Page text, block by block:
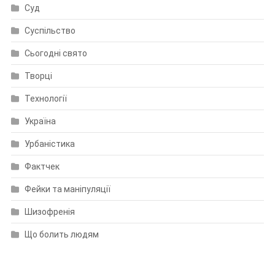
Суд
Суспільство
Сьогодні свято
Творці
Технології
Україна
Урбаністика
Фактчек
Фейки та маніпуляції
Шизофренія
Що болить людям